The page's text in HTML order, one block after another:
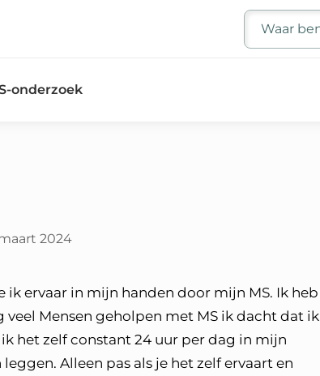
Zoeken
onderzoek
2024
ervaar in mijn handen door mijn MS. Ik heb
veel Mensen geholpen met MS ik dacht dat ik
het zelf constant 24 uur per dag in mijn
Alleen pas als je het zelf ervaart en